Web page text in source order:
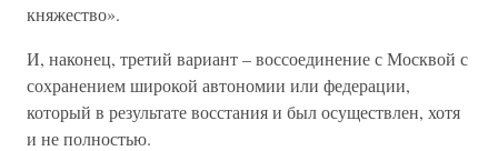
княжество».
И, наконец, третий вариант – воссоединение с Москвой с
сохранением широкой автономии или федерации,
который в результате восстания и был осуществлен, хотя
и не полностью.